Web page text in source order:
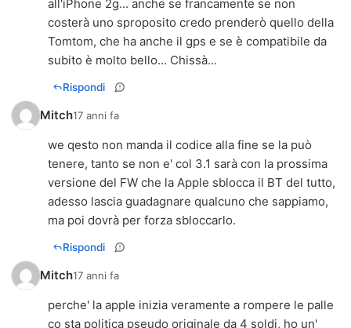
all'iPhone 2g... anche se francamente se non
costerà uno sproposito credo prenderò quello della
Tomtom, che ha anche il gps e se è compatibile da
subito è molto bello... Chissà...
Rispondi
Mitch17 anni fa
we qesto non manda il codice alla fine se la può
tenere, tanto se non e' col 3.1 sarà con la prossima
versione del FW che la Apple sblocca il BT del tutto,
adesso lascia guadagnare qualcuno che sappiamo,
ma poi dovrà per forza sbloccarlo.
Rispondi
Mitch17 anni fa
perche' la apple inizia veramente a rompere le palle
co sta politica pseudo originale da 4 soldi, ho un'